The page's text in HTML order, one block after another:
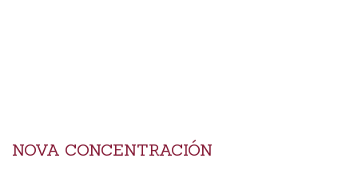
NOVA CONCENTRACIÓN